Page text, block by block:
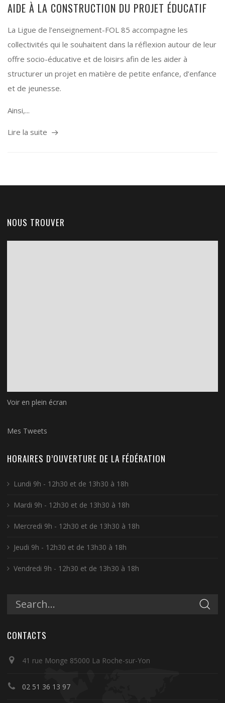
AIDE À LA CONSTRUCTION DU PROJET ÉDUCATIF
La Ligue de l’enseignement-FOL 85 accompagne les
collectivités qui le souhaitent dans la réflexion autour de leur
offre socio-éducative et de loisirs afin de les aider à
structurer un projet en matière de petite enfance, d’enfance
et de jeunesse.
Ainsi,...
Lire la suite
NOUS TROUVER
Voir en plein écran
Mes Tweets
HORAIRES D’OUVERTURE DE LA FÉDÉRATION
Lundi 9h - 12h30 et de 13h30 à 18h
Mardi 9h - 12h30 et de 13h30 à 18h
Mercredi 9h - 12h30 et de 13h30 à 18h
Jeudi 9h - 12h30 et de 13h30 à 18h
Vendredi 9h - 12h30 et de 13h30 à 18h
CONTACTS
41 rue Monge 85000 La Roche-sur-Yon
02 51 36 13 97